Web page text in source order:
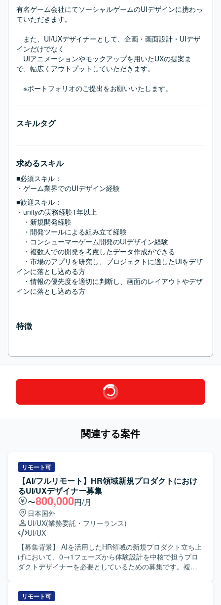
有名ゲーム会社にてソーシャルゲームのUIデザインに携わっ
ていただきます。
また、UI/UXデザイナーとして、企画・画面設計・UIデザ
インだけでなく
UIアニメーションやモックアップを用いたUXの提案ま
で、幅広くアウトプットしていただきます。
※ポートフォリオのご提出をお願いいたします。
スキルタグ
求めるスキル
■必須スキル：
・ゲーム業界でのUIデザイン経験
■歓迎スキル：
・unityの実務経験1年以上
・新規開発経験
・開発ツールによる組み立て経験
・コンシューマーゲーム開発のUIデザイン経験
・複数人での開発を考慮したデータ作成ができる
・市場のアプリを研究し、プロジェクトに適したUIをデザ
インに落とし込める方
・情報の優先度を適切に判断し、画面のレイアウトやデザ
インに落とし込める方
特徴
関連する案件
リモート可
【AI/フルリモート】HR領域新規プロダクトにおけ
るUI/UXデザイナー募集
〜800,000円/月
日本国外
UI/UX(業務委託・フリーランス)
UI/UX
【募集背景】 AIを活用したHR領域の新規プロダクト立ち上
げにおいて、0→1フェーズから体験設計を中核で担うプロ
ダクトデザイナーを必要としているための募集です。複数
す。 【作業内容】 ・AIを活用したHR領域の新規プロダク
リモート可